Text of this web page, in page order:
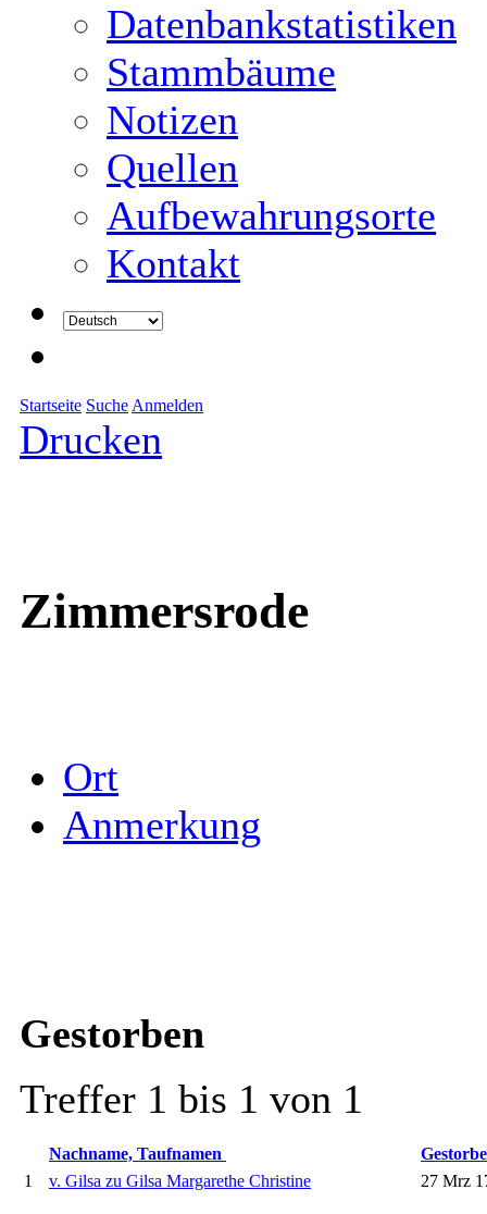
Datenbankstatistiken
Stammbäume
Notizen
Quellen
Aufbewahrungsorte
Kontakt
Startseite Suche Anmelden
Drucken
Zimmersrode
Ort
Anmerkung
Gestorben
Treffer 1 bis 1 von 1
Nachname, Taufnamen
1
v. Gilsa zu Gilsa Margarethe Christine 27 Mrz